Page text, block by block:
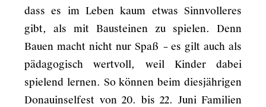
dass es im Leben kaum etwas Sinnvolleres
gibt, als mit Bausteinen zu spielen. Denn
Bauen macht nicht nur Spaß – es gilt auch als
pädagogisch wertvoll, weil Kinder dabei
spielend lernen. So können beim diesjährigen
Donauinselfest von 20. bis 22. Juni Familien